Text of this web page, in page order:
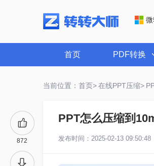
首页 PDF转换
当前位置：首页> 在线PPT压缩>
872
PPT怎么压缩到
发布时间：2025-02-13 09:50:48